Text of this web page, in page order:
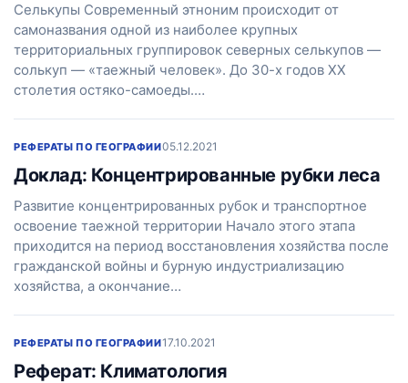
Селькупы Современный этноним происходит от
самоназвания одной из наиболее крупных
территориальных группировок северных селькупов —
солькуп — «таежный человек». До 30-х годов ХХ
столетия остяко-самоеды.…
РЕФЕРАТЫ ПО ГЕОГРАФИИ05.12.2021
Доклад: Концентрированные рубки леса
Развитие концентрированных рубок и транспортное
освоение таежной территории Начало этого этапа
приходится на период восстановления хозяйства после
гражданской войны и бурную индустриализацию
хозяйства, а окончание…
РЕФЕРАТЫ ПО ГЕОГРАФИИ17.10.2021
Реферат: Климатология